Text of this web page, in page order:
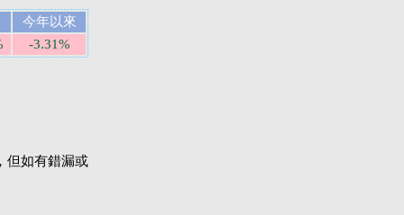
今年以來
-3.31%
但如有錯漏或